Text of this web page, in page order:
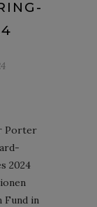
Porter
2024
Fund in